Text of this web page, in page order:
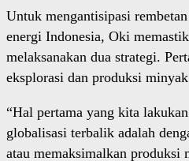
Untuk mengantisipasi
energi Indonesia, Oki
melaksanakan dua strategi.
eksplorasi dan produksi
“Hal pertama yang kita
globalisasi terbalik adalah
atau memaksimalkan produksi